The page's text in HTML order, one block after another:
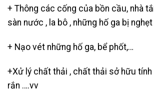
+ Thông các cống của bồn cầu, nhà
sàn nước , la bô , những hố ga bị nghẹt
+ Nạo vét những hố ga, bể phốt,…
+Xử lý chất thải , chất thải sở hữu
rắn ….vv